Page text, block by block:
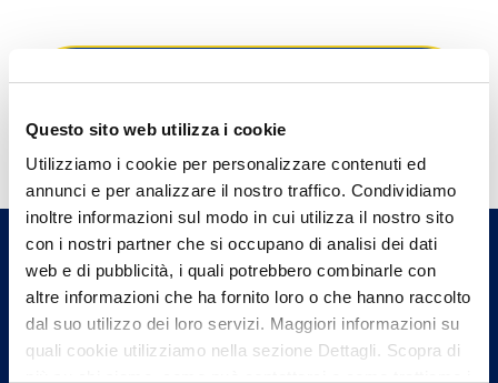
Questo sito web utilizza i cookie
Utilizziamo i cookie per personalizzare contenuti ed
annunci e per analizzare il nostro traffico. Condividiamo
inoltre informazioni sul modo in cui utilizza il nostro sito
con i nostri partner che si occupano di analisi dei dati
web e di pubblicità, i quali potrebbero combinarle con
altre informazioni che ha fornito loro o che hanno raccolto
dal suo utilizzo dei loro servizi. Maggiori informazioni su
quali cookie utilizziamo nella sezione Dettagli. Scopra di
Hai bisogno di
informazioni?
Trova l'Agenzia più vicina a te e parla con
un nostro Agente.
Contattaci